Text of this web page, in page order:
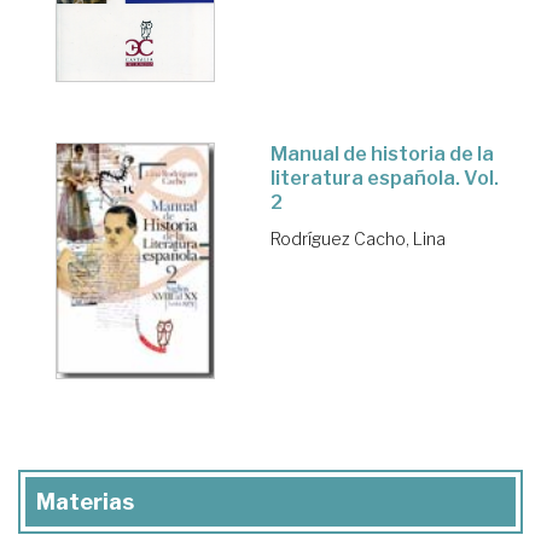
Manual de historia de la
literatura española. Vol.
2
Rodríguez Cacho, Lina
Materias